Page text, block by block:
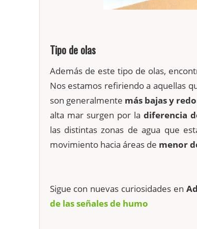
Tipo de olas
Además de este tipo de olas,
Nos estamos refiriendo a aquellas
son generalmente más bajas y
alta mar surgen por la diferencia
las distintas zonas de agua que
movimiento hacia áreas de menor
Sigue con nuevas curiosidades en
de las señales de humo